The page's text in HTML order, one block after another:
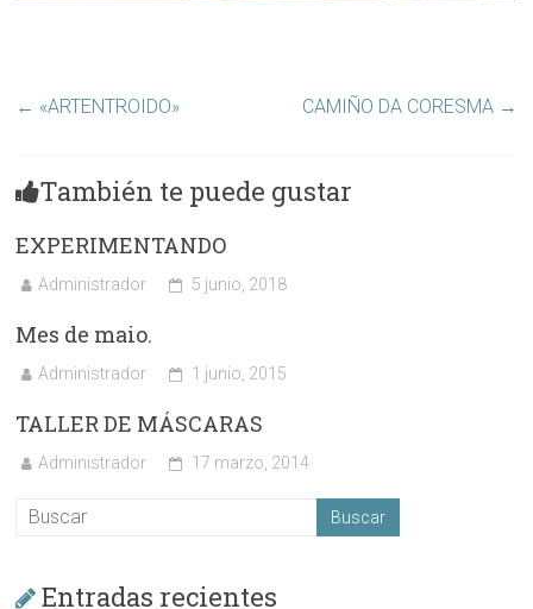
← «ARTENTROIDO» CAMIÑO DA CORESMA →
También te puede gustar
EXPERIMENTANDO
Administrador 5 junio, 2018
Mes de maio.
Administrador 1 junio, 2015
TALLER DE MÁSCARAS
Administrador 17 marzo, 2014
Entradas recientes